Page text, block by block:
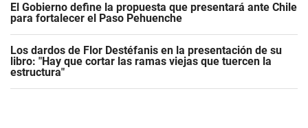
El Gobierno define la propuesta que presentará ante Chile
para fortalecer el Paso Pehuenche
Los dardos de Flor Destéfanis en la presentación de su
libro: "Hay que cortar las ramas viejas que tuercen la
estructura"